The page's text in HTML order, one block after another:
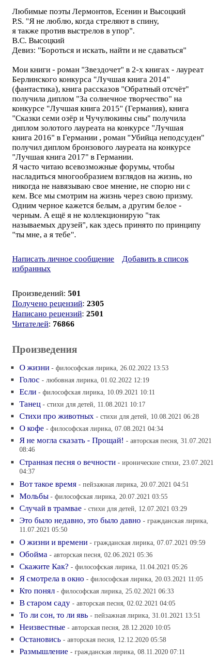
Любимые поэты Лермонтов, Есенин и Высоцкий
Р.S. "Я не люблю, когда стреляют в спину,
я также против выстрелов в упор".
В.С. Высоцкий
Девиз: "Бороться и искать, найти и не сдаваться"
Мои книги - роман "Звездочет" в 2-х книгах - лауреат
Берлинского конкурса "Лучшая книга 2014"
(фантастика), книга рассказов "Обратный отсчёт"
получила диплом "За солнечное творчество" на
конкурсе "Лучшая книга 2015" (Германия), книга
"Сказки семи озёр и Чучулюкины сны" получила
диплом золотого лауреата на конкурсе "Лучшая
книга 2016" в Германии , роман "Убийца неподсуден"
получил диплом бронзового лауреата на конкурсе
"Лучшая книга 2017" в Германии.
Я часто читаю всевозможные форумы, чтобы
насладиться многообразием взглядов на жизнь, но
никогда не навязываю свое мнение, не спорю ни с
кем. Все мы смотрим на жизнь через свою призму.
Одним черное кажется белым, а другим белое -
черным. А ещё я не коллекционирую "так
называемых друзей", как здесь принято по принципу
"ты мне, а я тебе".
Написать личное сообщение
Добавить в список
избранных
Произведений: 501
Получено рецензий: 2305
Написано рецензий: 2501
Читателей: 76866
Произведения
О жизни - философская лирика, 26.02.2022 13:53
Голос - любовная лирика, 01.02.2022 12:19
Если - философская лирика, 10.09.2021 10:11
Танец - стихи для детей, 11.08.2021 10:17
Стихи про животных - стихи для детей, 10.08.2021 06:28
О кофе - философская лирика, 07.08.2021 04:34
Я не могла сказать - Прощай! - авторская песня, 31.07.2021
08:46
Странная песня о вечности - иронические стихи, 23.07.2021
04:37
Вот такое время - пейзажная лирика, 20.07.2021 04:51
Мольбы - философская лирика, 20.07.2021 03:55
Случай в трамвае - стихи для детей, 12.07.2021 03:29
Это было недавно, это было давно - гражданская лирика,
11.07.2021 05:50
О жизни и времени - гражданская лирика, 07.07.2021 09:59
Обойма - авторская песня, 02.06.2021 05:36
Скажите Как? - философская лирика, 11.04.2021 05:26
Я смотрела в окно - философская лирика, 20.03.2021 11:05
Кто понял - философская лирика, 25.02.2021 06:33
В старом саду - авторская песня, 02.02.2021 04:05
То ли сон, то ли явь - пейзажная лирика, 31.01.2021 13:51
Неизвестные - авторская песня, 28.12.2020 10:05
Остановись - авторская песня, 12.12.2020 05:58
Размышление - гражданская лирика, 08.11.2020 07:11